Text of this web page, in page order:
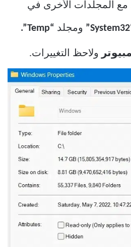
المجلدات الأخرى في
ومجلد “Temp”.
ولاحظ التغييرات.